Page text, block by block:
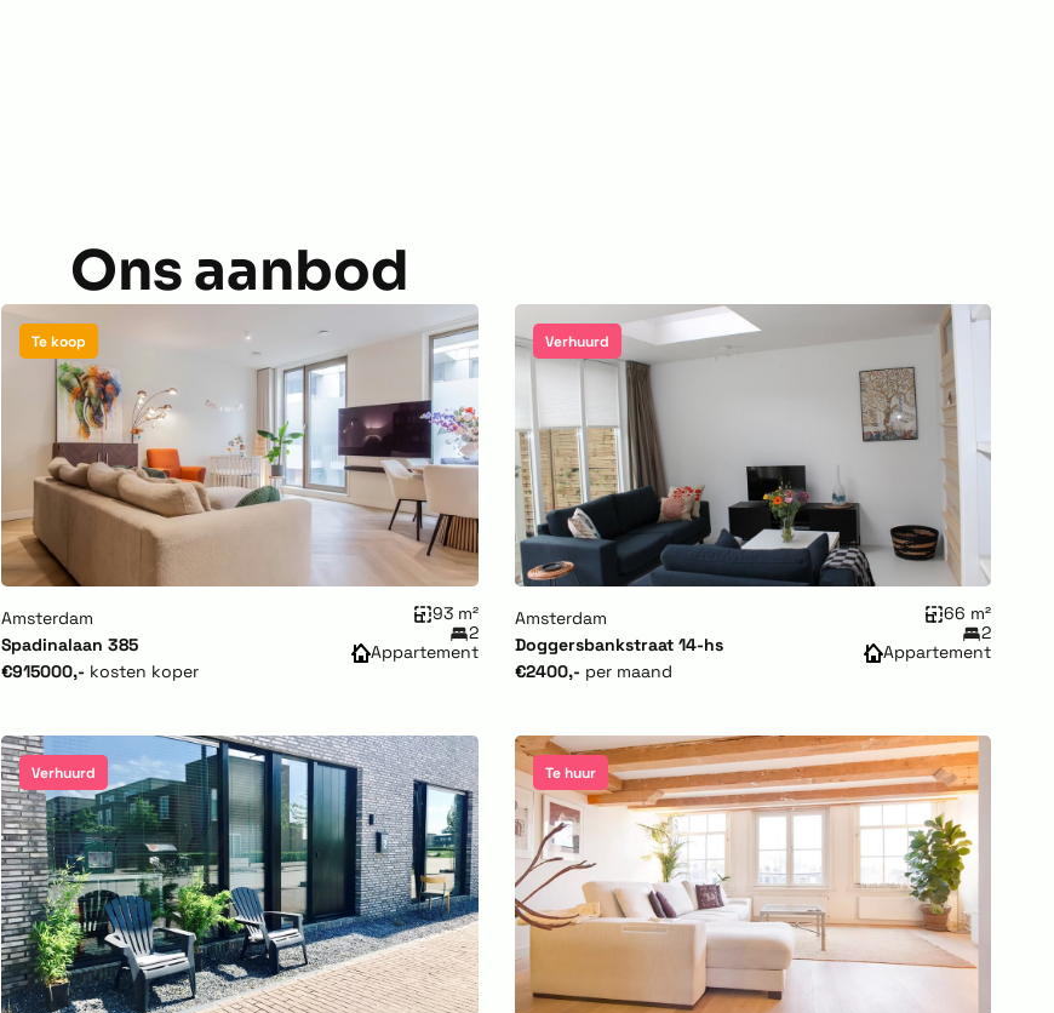
Ons aanbod
Te koop
Amsterdam
Spadinalaan 385
€915000,- kosten koper
93 m²
2
Appartement
Verhuurd
Amsterdam
Doggersbankstraat 14-hs
€2400,- per maand
66 m²
2
Appartement
Verhuurd Te huur